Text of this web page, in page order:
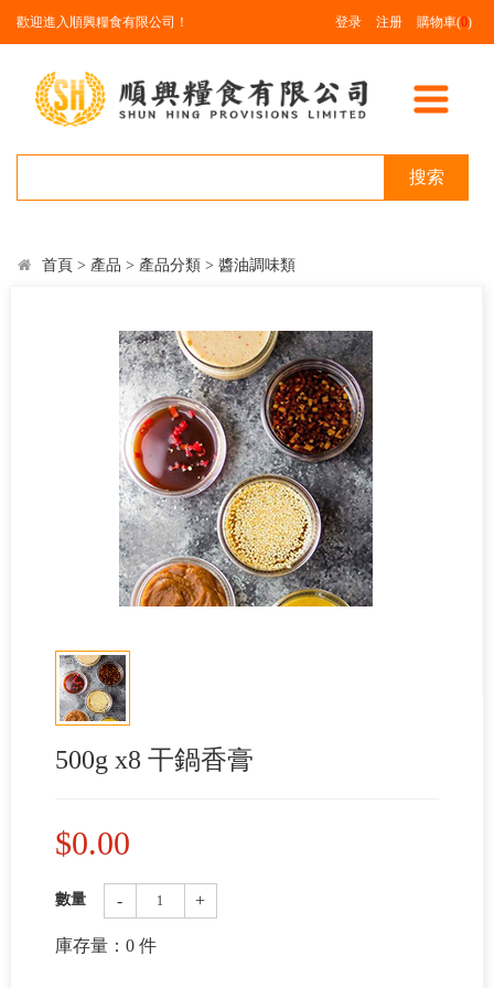
歡迎進入順興糧食有限公司！ 登录 注册 購物車(0)
搜索
首頁> 產品 > 產品分類> 醬油調味類
500g x8 干鍋香膏
$0.00
數量 - +
庫存量： 0件